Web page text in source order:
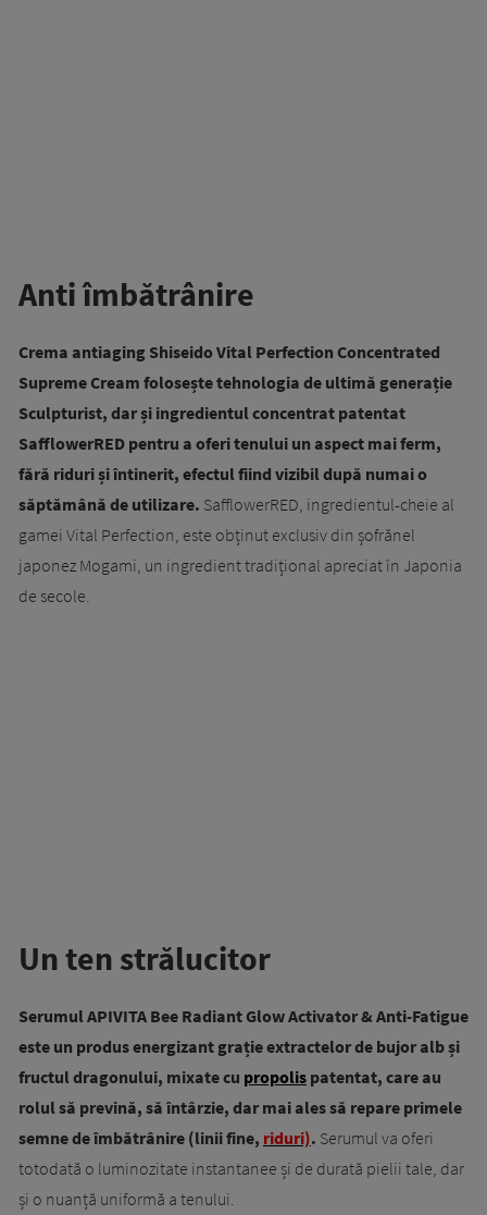
Anti îmbătrânire
Crema antiaging Shiseido Vital Perfection Concentrated
Supreme Cream folosește tehnologia de ultimă generație
Sculpturist, dar și ingredientul concentrat patentat
SafflowerRED pentru a oferi tenului un aspect mai ferm,
fără riduri și întinerit, efectul fiind vizibil după numai o
săptămână de utilizare. SafflowerRED, ingredientul-cheie al
gamei Vital Perfection, este obținut exclusiv din șofrănel
japonez Mogami, un ingredient tradițional apreciat în Japonia
de secole.
Un ten strălucitor
Serumul APIVITA Bee Radiant Glow Activator & Anti-Fatigue
este un produs energizant grație extractelor de bujor alb și
fructul dragonului, mixate cu propolis patentat, care au
rolul să prevină, să întârzie, dar mai ales să repare primele
semne de îmbătrânire (linii fine, riduri). Serumul va oferi
totodată o luminozitate instantanee și de durată pielii tale, dar
și o nuanță uniformă a tenului.